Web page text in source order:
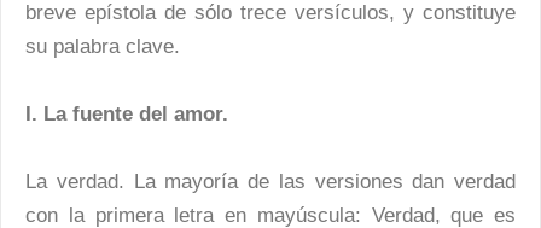
breve epístola de sólo trece versículos, y constituye
su palabra clave.
I. La fuente del amor.
La verdad. La mayoría de las versiones dan verdad
con la primera letra en mayúscula: Verdad, que es